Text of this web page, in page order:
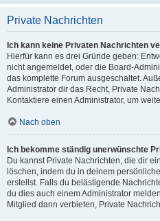
Private Nachrichten
Ich kann keine Privaten Nachrichten
Hierfür kann es drei Gründe geben:
nicht angemeldet, oder die Board-
das komplette Forum ausgeschaltet.
Administrator dir das Recht, Private
Kontaktiere einen Administrator, um
Nach oben
Ich bekomme ständig unerwünschte
Du kannst Private Nachrichten, die dir
löschen, indem du in deinem
erstellst. Falls du belästigende
du dies auch einem Administrator
Mitglied dann verbieten, Private